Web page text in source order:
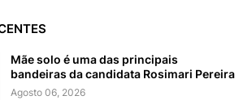
Mãe solo é uma das principais
bandeiras da candidata Rosimari Pereira
Agosto 06, 2026